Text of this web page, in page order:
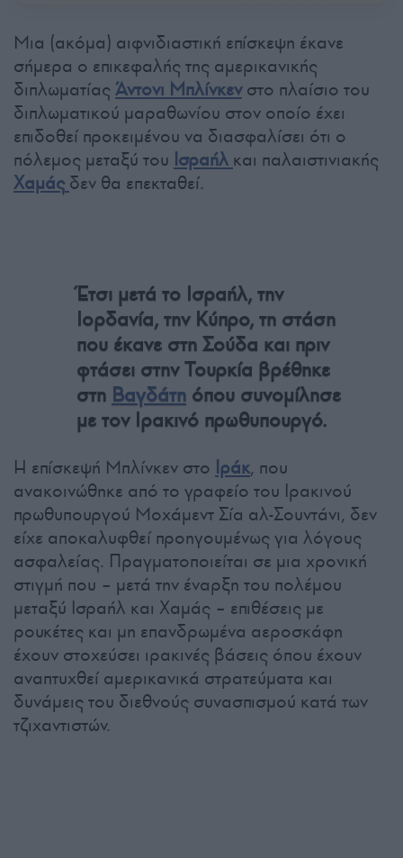
Μια (ακόμα) αιφνιδιαστική επίσκεψη έκανε
σήμερα ο επικεφαλής της αμερικανικής
διπλωματίας Άντονι Μπλίνκενστο πλαίσιο του
διπλωματικού μαραθωνίου στον οποίο έχει
επιδοθεί προκειμένου να διασφαλίσει ότι ο
πόλεμος μεταξύ του Ισραήλ και παλαιστινιακής
Χαμάς δεν θα επεκταθεί.
Έτσι μετά το Ισραήλ, την
Ιορδανία, την Κύπρο, τη στάση
που έκανε στη Σούδα και πριν
φτάσει στην Τουρκία βρέθηκε
στη Βαγδάτη όπου συνομίλησε
με τον Ιρακινό πρωθυπουργό.
Η επίσκεψή Μπλίνκεν στο Ιράκ, που
ανακοινώθηκε από το γραφείο του Ιρακινού
πρωθυπουργού Μοχάμεντ Σία αλ-Σουντάνι, δεν
είχε αποκαλυφθεί προηγουμένως για λόγους
ασφαλείας. Πραγματοποιείται σε μια χρονική
στιγμή που – μετά την έναρξη του πολέμου
μεταξύ Ισραήλ και Χαμάς – επιθέσεις με
ρουκέτες και μη επανδρωμένα αεροσκάφη
έχουν στοχεύσει ιρακινές βάσεις όπου έχουν
αναπτυχθεί αμερικανικά στρατεύματα και
δυνάμεις του διεθνούς συνασπισμού κατά των
τζιχαντιστών.